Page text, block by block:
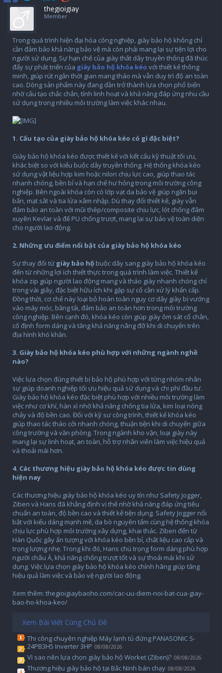
thegioigiay
Member
Trong quá trình hiện đại hóa công nghiệp, giày bảo hộ không chỉ
cần đảm bảo khả năng bảo vệ mà còn phải mang lại sự tiện lợi cho
người sử dụng. Sự hạn chế của giày thắt dây truyền thống đã thúc
đẩy sự phát triển của giày bảo hộ khóa kéo với thiết kế thông
minh, giúp rút ngắn thời gian mang tháo mà vẫn duy trì độ an toàn
cao. Dòng sản phẩm này đang dần trở thành lựa chọn phổ biến
nhờ cấu tạo chắc chắn, tính linh hoạt và khả năng đáp ứng nhu cầu
sử dụng trong nhiều môi trường làm việc khác nhau.
1. Cấu tạo của giày bảo hộ khóa kéo có gì đặc biệt?
Giày bảo hộ khóa kéo được thiết kế với kết cấu kỹ thuật tối ưu,
khác biệt so với kiểu buộc dây truyền thống. Hệ thống khóa kéo
sử dụng vật liệu hợp kim hoặc nilon chịu lực cao, giúp thao tác
nhanh chóng, bền bỉ và hạn chế hư hỏng trong môi trường công
nghiệp. Bên ngoài khóa còn có lớp vạt da bảo vệ giúp ngăn bụi
bẩn, mạt sắt và tia lửa xâm nhập. Dù thay đổi thiết kế, giày vẫn
đảm bảo an toàn với mũi thép/composite chịu lực, lót chống đâm
xuyên Kevlar và đế PU chống trượt, mang lại sự bảo vệ toàn diện
cho người lao động.
2. Những ưu điểm nổi bật của giày bảo hộ khóa kéo
Sự thay đổi từ giày bảo hộ buộc dây sang giày bảo hộ khóa kéo
đến từ những lợi ích thiết thực trong quá trình làm việc. Thiết kế
khóa zip giúp người lao động mang và tháo giày nhanh chóng chỉ
trong vài giây, đặc biệt hữu ích khi gặp sự cố cần xử lý khẩn cấp.
Đồng thời, cơ chế này loại bỏ hoàn toàn nguy cơ dây giày bị vướng
vào máy móc, băng tải, đảm bảo an toàn hơn trong môi trường
công nghiệp. Bên cạnh đó, khóa kéo còn giúp giày ôm sát cổ chân,
cố định form dáng và tăng khả năng nâng đỡ khi di chuyển trên
địa hình khó khăn.
3. Giày bảo hộ khóa kéo phù hợp với những ngành nghề
nào?
Việc lựa chọn đúng thiết bị bảo hộ phù hợp với từng nhóm nhân
sự giúp doanh nghiệp tối ưu hiệu quả sử dụng và chi phí đầu tư.
Giày bảo hộ khóa kéo đặc biệt phù hợp với nhiều môi trường làm
việc như cơ khí, hàn xì nhờ khả năng chống tia lửa, kim loại nóng
chảy và độ bền cao. Đối với kỹ sư công trình, thiết kế khóa kéo
giúp thao tác tháo cởi nhanh chóng, thuận tiện khi di chuyển giữa
công trường và văn phòng. Trong ngành kho vận, loại giày này
mang lại sự linh hoạt, an toàn, hỗ trợ nhân viên làm việc hiệu quả
và thoải mái hơn.
4. Các thương hiệu giày bảo hộ khóa kéo được tin dùng
hiện nay
Các thương hiệu giày bảo hộ khóa kéo uy tín như Safety Jogger,
Ziben và Hans đã khẳng định vị thế nhờ khả năng đáp ứng tiêu
chuẩn an toàn, độ bền cao và thiết kế tiện dụng. Safety Jogger nổi
bật với kiểu dáng mạnh mẽ, da bò nguyên tấm cùng hệ thống khóa
chịu lực phù hợp môi trường xây dựng, khai thác. Ziben đến từ
Hàn Quốc gây ấn tượng với khóa kéo bền bỉ, chất liệu cao cấp và
trọng lượng nhẹ. Trong khi đó, Hans chú trọng form dáng phù hợp
người châu Á, khả năng chống trượt tốt và sự thoải mái khi sử
dụng. Việc lựa chọn giày bảo hộ khóa kéo chính hãng giúp tăng
hiệu quả làm việc và bảo vệ người lao động.
Xem thêm: thegioigiaybaoho.com/cac-uu-diem-noi-bat-cua-giay-
bao-ho-khoa-keo/
Xem Bài Viết Cùng Chủ Đề
Thi công chuyên nghiệp Máy lạnh tủ đứng PANASONIC S-
24PB3H5 Inverter 3HP 08/08/2026
Vì sao nên lựa chọn giày bảo hộ Worket (Ziben)? 08/08/2026
Thương hiệu giày bảo hộ tại Bắc Ninh bán chạy 08/08/2026